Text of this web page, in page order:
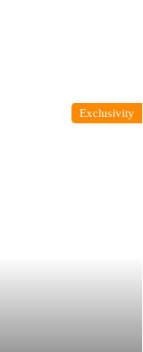
Exclusivity